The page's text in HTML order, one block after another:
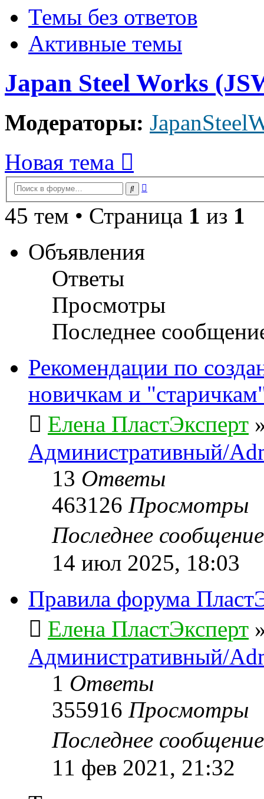
Темы без ответов
Активные темы
Japan Steel Works
Модераторы:
Новая тема
Поиск
45 тем • Страница 1 из 1
Объявления
Ответы
Просмотры
Последнее
Рекомендации по
новичкам и
Елена ПластЭксперт
Административный/
13 Ответы
463126 Просмотры
Последнее
14 июл 2025, 18:03
Правила форума
Елена ПластЭксперт
Административный/
1 Ответы
355916 Просмотры
Последнее
11 фев 2021, 21:32